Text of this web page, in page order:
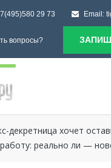
29 73 Email:
вопросы?
декретница хочет
реально ли —